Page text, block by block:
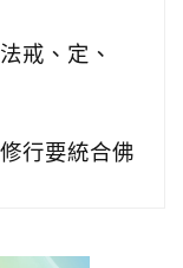
戒、定、
行要統合佛